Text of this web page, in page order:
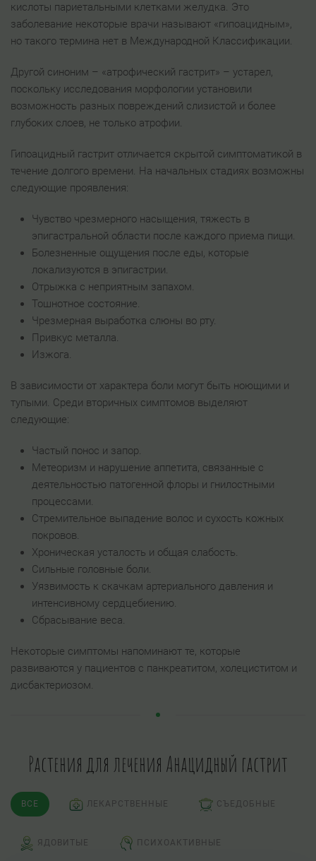
кислоты париетальными клетками желудка. Это
заболевание некоторые врачи называют «гипоацидным»,
но такого термина нет в Международной Классификации.
Другой синоним – «атрофический гастрит» – устарел,
поскольку исследования морфологии установили
возможность разных повреждений слизистой и более
глубоких слоев, не только атрофии.
Гипоацидный гастрит отличается скрытой симптоматикой в
течение долгого времени. На начальных стадиях возможны
следующие проявления:
Чувство чрезмерного насыщения, тяжесть в
эпигастральной области после каждого приема пищи.
Болезненные ощущения после еды, которые
локализуются в эпигастрии.
Отрыжка с неприятным запахом.
Тошнотное состояние.
Чрезмерная выработка слюны во рту.
Привкус металла.
Изжога.
В зависимости от характера боли могут быть ноющими и
тупыми. Среди вторичных симптомов выделяют
следующие:
Частый понос и запор.
Метеоризм и нарушение аппетита, связанные с
деятельностью патогенной флоры и гнилостными
процессами.
Стремительное выпадение волос и сухость кожных
покровов.
Хроническая усталость и общая слабость.
Сильные головные боли.
Уязвимость к скачкам артериального давления и
интенсивному сердцебиению.
Сбрасывание веса.
Некоторые симптомы напоминают те, которые
развиваются у пациентов с панкреатитом, холециститом и
дисбактериозом.
Растения для лечения Анацидный гастрит
ВСЕ ЛЕКАРСТВЕННЫЕ СЪЕДОБНЫЕ
ЯДОВИТЫЕ ПСИХОАКТИВНЫЕ